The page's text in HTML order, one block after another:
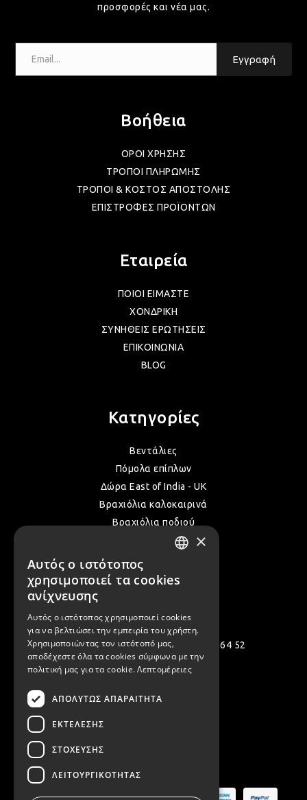
προσφορές και νέα μας.
Εγγραφή
Βοήθεια
ΟΡΟΙ ΧΡΗΣΗΣ
ΤΡΟΠΟΙ ΠΛΗΡΩΜΗΣ
ΤΡΟΠΟΙ & ΚΟΣΤΟΣ ΑΠΟΣΤΟΛΗΣ
ΕΠΙΣΤΡΟΦΕΣ ΠΡΟΪΟΝΤΩΝ
Εταιρεία
ΠΟΙΟΙ ΕΙΜΑΣΤΕ
ΧΟΝΔΡΙΚΗ
ΣΥΝΗΘΕΙΣ ΕΡΩΤΗΣΕΙΣ
ΕΠΙΚΟΙΝΩΝΙΑ
BLOG
Κατηγορίες
Βεντάλιες
Πόμολα επίπλων
Δώρα East of India - UK
Βραχιόλια καλοκαιρινά
Βραχιόλια ποδιού
Δακτυλίδια
Όλα τα Καλοκαιρινά μας
Επικοινωνία
Πολεμιστών 12, Αργυρούπολη 164 52
[email protected]
×
Αυτός ο ιστότοπος
χρησιμοποιεί τα cookies
ανίχνευσης
Αυτός ο ιστότοπος χρησιμοποιεί cookies
για να βελτιώσει την εμπειρία του χρήστη.
Χρησιμοποιώντας τον ιστότοπό μας,
αποδέχεστε όλα τα cookies σύμφωνα με την
πολιτική μας για τα cookie. Λεπτομέρειες
ΑΠΟΛΎΤΩΣ ΑΠΑΡΑΊΤΗΤΑ
ΕΚΤΈΛΕΣΗΣ
ΣΤΌΧΕΥΣΗΣ
ΛΕΙΤΟΥΡΓΙΚΌΤΗΤΑΣ